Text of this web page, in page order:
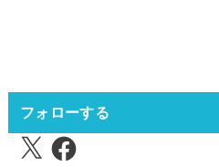
フォローする
X Facebook